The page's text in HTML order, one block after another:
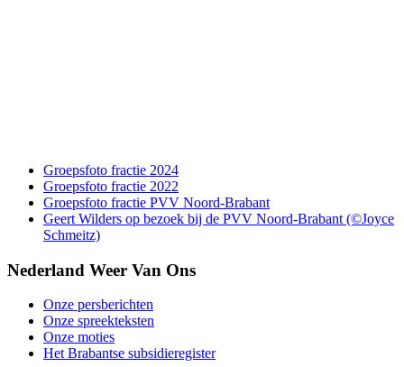
Groepsfoto fractie 2024
Groepsfoto fractie 2022
Groepsfoto fractie PVV Noord-Brabant
Geert Wilders op bezoek bij de PVV Noord-Brabant (©Joyce
Schmeitz)
Nederland Weer Van Ons
Onze persberichten
Onze spreekteksten
Onze moties
Het Brabantse subsidieregister